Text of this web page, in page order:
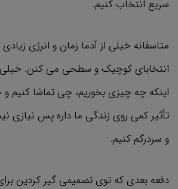
سریع انتخاب کنیم.
متاسفانه خیلی از آدما زمان و انرژی
انتخابای کوچیک و سطحی می کنن. خیلی
اینکه چه چیزی بخوریم، چی تماشا کنیم و
تأثیر کمی روی زندگی ما داره پس نیازی
و سردرگم کنیم.
دفعه بعدی که توی تصمیمی گیر کردین